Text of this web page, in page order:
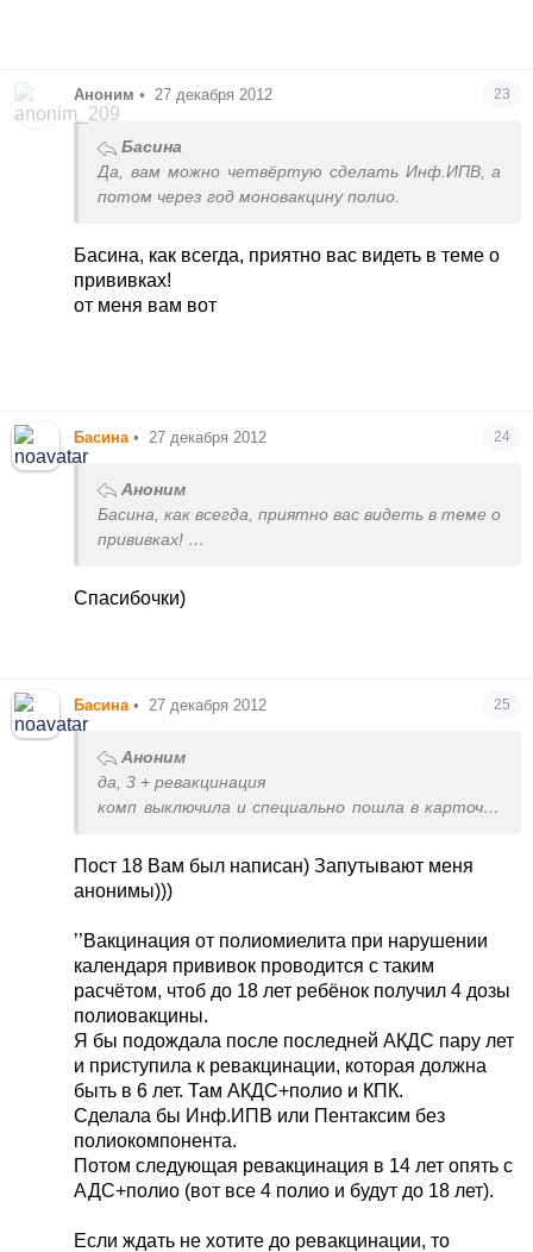
Аноним • 27 декабря 2012 23
Басина
Да, вам можно четвёртую сделать Инф.ИПВ, а
потом через год моновакцину полио.
Басина, как всегда, приятно вас видеть в теме о
прививках!
от меня вам вот
Басина • 27 декабря 2012 24
Аноним
Басина, как всегда, приятно вас видеть в теме о
прививках!
Спасибочки)
Басина • 27 декабря 2012 25
Аноним
да, 3 + ревакцинация
комп выключила и специально пошла в карточке
Пост 18 Вам был написан) Запутывают меня
анонимы)))
’’Вакцинация от полиомиелита при нарушении
календаря прививок проводится с таким
расчётом, чтоб до 18 лет ребёнок получил 4 дозы
полиовакцины.
Я бы подождала после последней АКДС пару лет
и приступила к ревакцинации, которая должна
быть в 6 лет. Там АКДС+полио и КПК.
Сделала бы Инф.ИПВ или Пентаксим без
полиокомпонента.
Потом следующая ревакцинация в 14 лет опять с
АДС+полио (вот все 4 полио и будут до 18 лет).
Если ждать не хотите до ревакцинации, то